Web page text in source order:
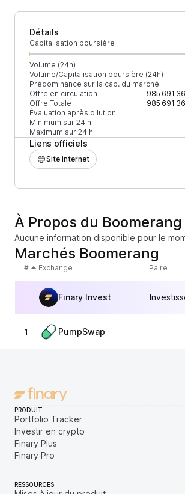
Détails
Capitalisation boursière
Volume (24h)
Volume/Capitalisation boursière (24h)
Prédominance sur la cap. du marché
Offre en circulation
985 691
Offre Totale
985 691
Évaluation après dilution
Minimum sur 24 h
Maximum sur 24 h
Liens officiels
Site internet
À Propos du Boomerang
Aucune information disponible pour le
Marchés Boomerang
# Exchange Paire
Finary Invest
1 PumpSwap
PRODUIT
Portfolio Tracker
Investir en crypto
Finary Plus
Finary Pro
RESSOURCES